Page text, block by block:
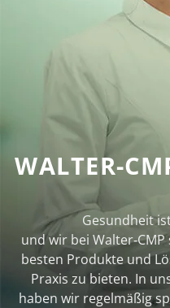
WALTER-
Gesundheit
und wir bei
besten Produkte und
Praxis zu bieten. In
haben wir regelmäßig